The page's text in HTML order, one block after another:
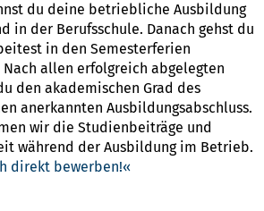
du deine betriebliche Ausbildung
in der Berufsschule. Danach gehst du
in den Semesterferien
allen erfolgreich abgelegten
den akademischen Grad des
anerkannten Ausbildungsabschluss.
wir die Studienbeiträge und
während der Ausbildung im Betrieb.
direkt bewerben!